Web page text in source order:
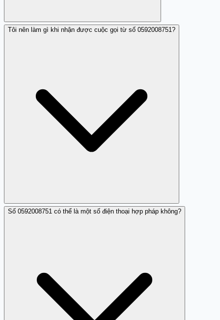
Có, nhiều người dùng phản hồi số điện thoại này là lừa
Tôi nên làm gì khi nhận được cuộc gọi từ số 0592008751?
Nên không nhấc máy hoặc không cung cấp thông tin cá
Số 0592008751 có thể là một số điện thoại hợp pháp không?